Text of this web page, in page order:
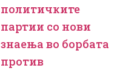
политичките
партии со нови
знаења во борбата
против